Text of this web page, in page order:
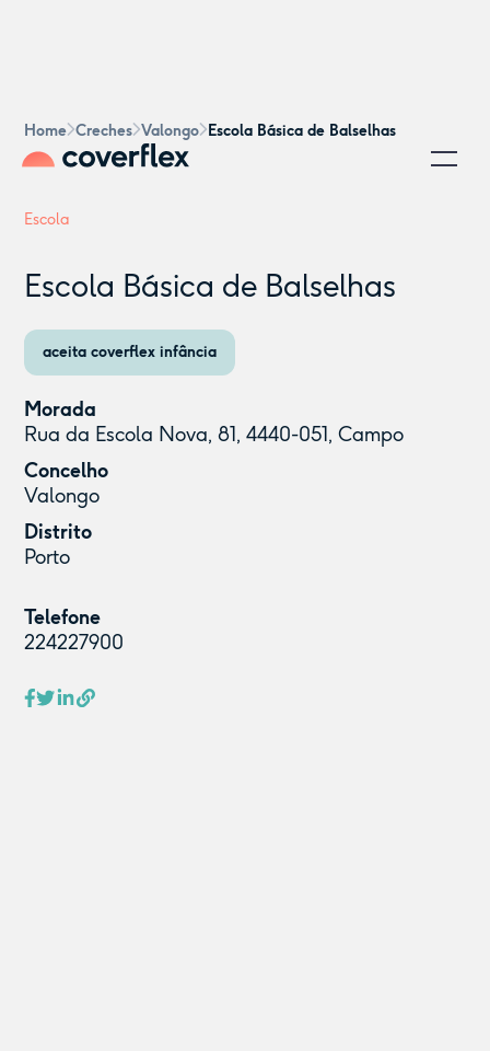
Home Creches Valongo Escola Básica de Balselhas
Escola
Escola Básica de Balselhas
aceita coverflex infância
Morada
Rua da Escola Nova, 81, 4440-051, Campo
Concelho
Valongo
Distrito
Porto
Telefone
224227900